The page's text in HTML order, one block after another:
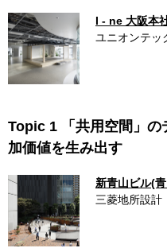
I - ne 大阪本
ユニオンテッ
Topic 1 「共用空間」の
加価値を生み出す
新青山ビル(
三菱地所設計